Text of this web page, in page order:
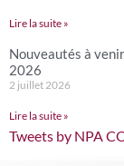
Lire la suite »
Nouveautés à
2026
2 juillet 2026
Lire la suite »
Tweets by NPA